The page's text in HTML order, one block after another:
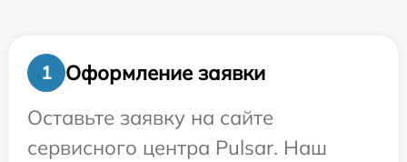
1
Оформление заявки
Оставьте заявку на сайте
сервисного центра Pulsar. Наш